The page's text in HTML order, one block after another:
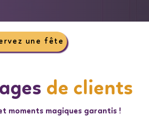
une fête
de clients
moments magiques garantis !